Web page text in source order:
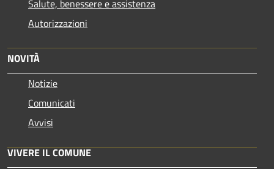
Salute, benessere e assistenza
Autorizzazioni
NOVITÀ
Notizie
Comunicati
Avvisi
VIVERE IL COMUNE